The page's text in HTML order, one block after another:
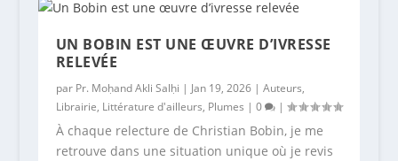
UN BOBIN EST UNE ŒUVRE D’IVRESSE
RELEVÉE
par Pr. Moḥand Akli Salḥi | Jan 19, 2026| Auteurs,
Librairie, Littérature d'ailleurs, Plumes | 0 |
À chaque relecture de Christian Bobin, je me
retrouve dans une situation unique où je revis